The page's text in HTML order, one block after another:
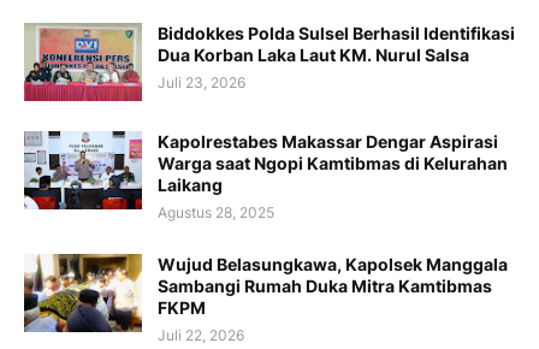
Biddokkes Polda Sulsel Berhasil Identifikasi
Dua Korban Laka Laut KM. Nurul Salsa
Juli 23, 2026
Kapolrestabes Makassar Dengar Aspirasi
Warga saat Ngopi Kamtibmas di Kelurahan
Laikang
Agustus 28, 2025
Wujud Belasungkawa, Kapolsek Manggala
Sambangi Rumah Duka Mitra Kamtibmas
FKPM
Juli 22, 2026